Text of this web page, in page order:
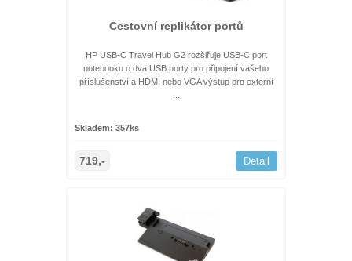
Cestovní replikátor portů
HP USB-C Travel Hub G2 rozšiřuje USB-C port
notebooku o dva USB porty pro připojení vašeho
příslušenství a HDMI nebo VGA výstup pro externí
Skladem: 357ks
719,- Detail